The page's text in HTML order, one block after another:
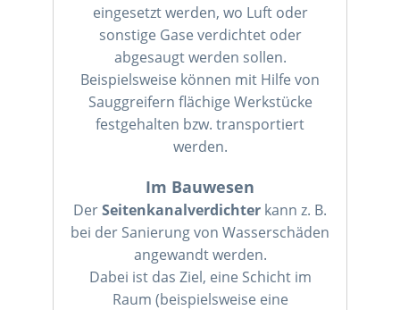
eingesetzt werden, wo Luft oder
sonstige Gase verdichtet oder
abgesaugt werden sollen.
Beispielsweise können mit Hilfe von
Sauggreifern flächige Werkstücke
festgehalten bzw. transportiert
werden.
Im Bauwesen
DerSeitenkanalverdichter kann z. B.
bei der Sanierung von Wasserschäden
angewandt werden.
Dabei ist das Ziel, eine Schicht im
Raum (beispielsweise eine